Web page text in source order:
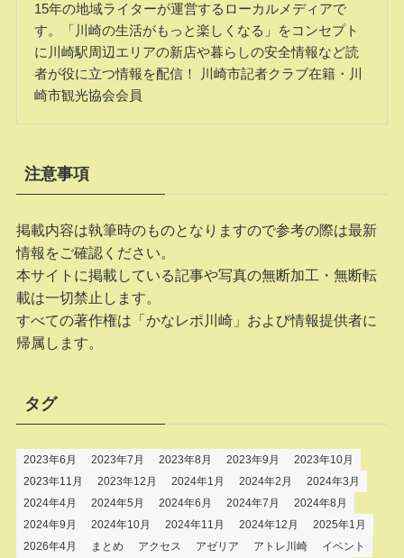
15年の地域ライターが運営するローカルメディアで
す。「川崎の生活がもっと楽しくなる」をコンセプト
に川崎駅周辺エリアの新店や暮らしの安全情報など読
者が役に立つ情報を配信！ 川崎市記者クラブ在籍・川
崎市観光協会会員
注意事項
掲載内容は執筆時のものとなりますので参考の際は最新
情報をご確認ください。
本サイトに掲載している記事や写真の無断加工・無断転
載は一切禁止します。
すべての著作権は「かなレポ川崎」および情報提供者に
帰属します。
タグ
2023年6月 2023年7月 2023年8月 2023年9月
2023年10月
2023年11月
2023年12月 2024年1月 2024年2月
2024年3月
2024年4月
2024年5月 2024年6月 2024年7月
2024年8月
2024年9月
2024年10月 2024年11月 2024年12月
2025年1月
2026年4月
まとめ アクセス アゼリア アトレ川崎 イベント